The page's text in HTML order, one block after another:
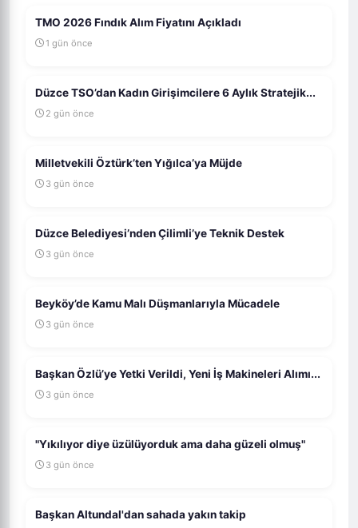
TMO 2026 Fındık Alım Fiyatını Açıkladı
1 gün önce
Düzce TSO’dan Kadın Girişimcilere 6 Aylık Stratejik...
2 gün önce
Milletvekili Öztürk’ten Yığılca’ya Müjde
3 gün önce
Düzce Belediyesi’nden Çilimli’ye Teknik Destek
3 gün önce
Beyköy’de Kamu Malı Düşmanlarıyla Mücadele
3 gün önce
Başkan Özlü’ye Yetki Verildi, Yeni İş Makineleri Alımı...
3 gün önce
"Yıkılıyor diye üzülüyorduk ama daha güzeli olmuş"
3 gün önce
Başkan Altundal'dan sahada yakın takip